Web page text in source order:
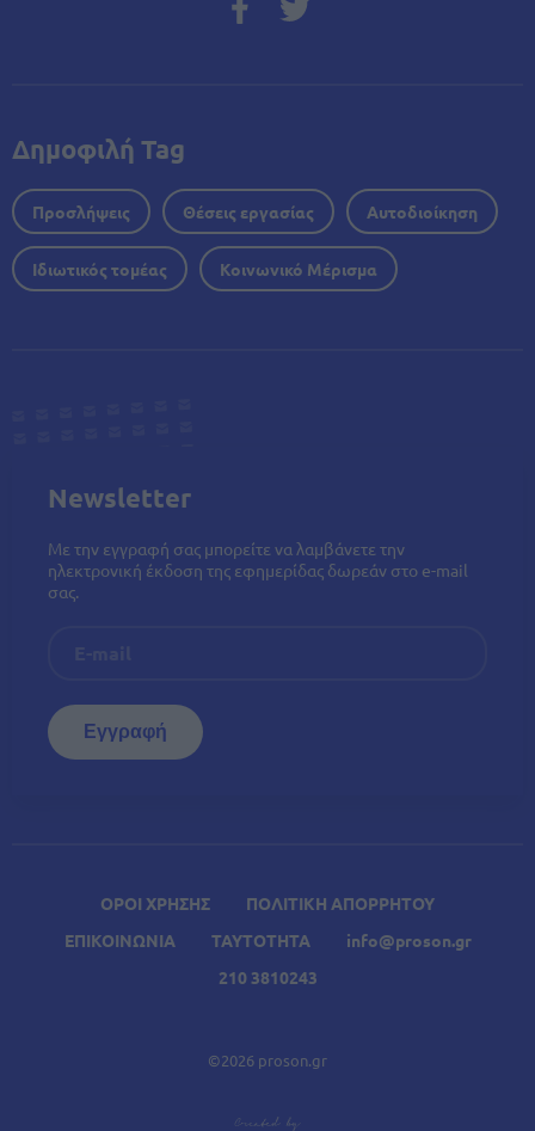
ΟΡΟΙ ΧΡΗΣΗΣ
ΠΟΛΙΤΙΚΗ ΑΠΟΡΡΗΤΟΥ
ΕΠΙΚΟΙΝΩΝΙΑ
ΤΑΥΤΟΤΗΤΑ
info@proson.gr
210 3810243
©2026 proson.gr
Δημοφιλή Tag
Προσλήψεις Θέσεις εργασίας Αυτοδιοίκηση
Ιδιωτικός τομέας Κοινωνικό Μέρισμα
Newsletter
Με την εγγραφή σας μπορείτε να λαμβάνετε την
ηλεκτρονική έκδοση της εφημερίδας δωρεάν στο e-mail
σας.